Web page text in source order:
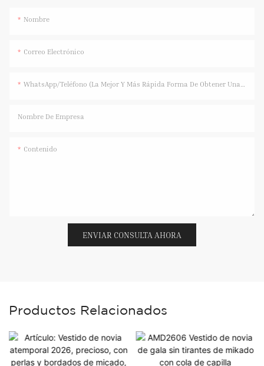
Nombre
Correo Electrónico
WhatsApp/Teléfono (La Mejor Y Más Rápida Forma De Obtener Una Respuesta)
Nombre De Empresa
Contenido
ENVIAR CONSULTA AHORA
Productos Relacionados